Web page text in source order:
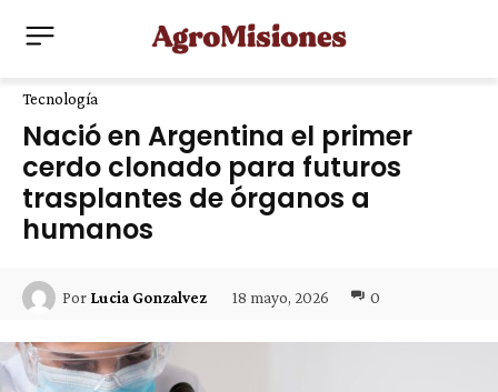
Tecnología
Nació en Argentina el primer
cerdo clonado para futuros
trasplantes de órganos a
humanos
Por Lucia Gonzalvez 18 mayo, 2026 0